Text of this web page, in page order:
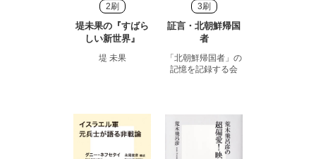
2刷
堤未果の『すばら
しい新世界』
堤 未果
3刷
証言・北朝鮮帰国
者
「北朝鮮帰国者」の
記憶を記録する会